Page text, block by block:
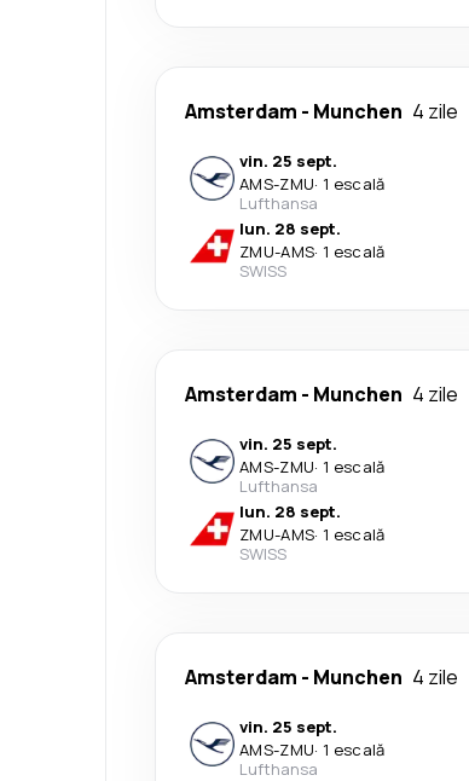
Amsterdam - Munchen 4 zile
vin. 25 sept.
AMS-ZMU· 1 escală
Lufthansa
lun. 28 sept.
ZMU-AMS· 1 escală
SWISS
Amsterdam - Munchen 4 zile
vin. 25 sept.
AMS-ZMU· 1 escală
Lufthansa
lun. 28 sept.
ZMU-AMS· 1 escală
SWISS
Amsterdam - Munchen 4 zile
vin. 25 sept.
AMS-ZMU· 1 escală
Lufthansa